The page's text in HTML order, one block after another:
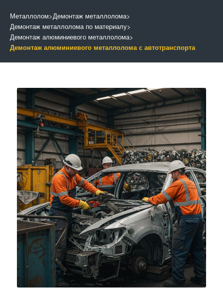
Металлолом>Демонтаж металлолома>
Демонтаж металлолома по материалу>
Демонтаж алюминиевого металлолома>
Демонтаж алюминиевого металлолома с автотранспорта